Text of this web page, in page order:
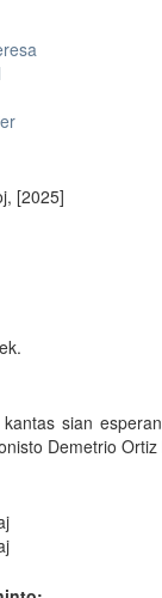
[2025]
sian
Demetrio